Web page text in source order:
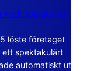
vecklade ut sina
löste företaget
ett spektakulärt
automatiskt ut